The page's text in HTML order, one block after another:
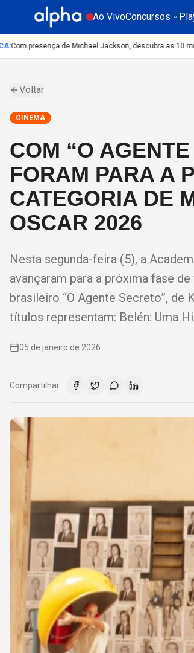
Ao VivoConcursos
Com presença de Michael Jackson, descubra as 10
Voltar
CINEMA
COM “O
FORAM PARA A
CATEGORIA DE
OSCAR 2026
Nesta segunda-feira (5), a
avançaram para a próxima fase
brasileiro “O Agente Secreto”,
títulos representam: Belén: Uma
05 de janeiro de 2026
Compartilhar: